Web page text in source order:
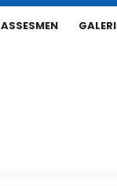
ASSESMEN GALERI